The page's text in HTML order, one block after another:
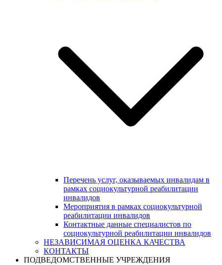
Перечень услуг, оказываемых инвалидам в
рамках социокультурной реабилитации
инвалидов
Мероприятия в рамках социокультурной
реабилитации инвалидов
Контактные данные специалистов по
социокультурной реабилитации инвалидов
НЕЗАВИСИМАЯ ОЦЕНКА КАЧЕСТВА
КОНТАКТЫ
ПОДВЕДОМСТВЕННЫЕ УЧРЕЖДЕНИЯ